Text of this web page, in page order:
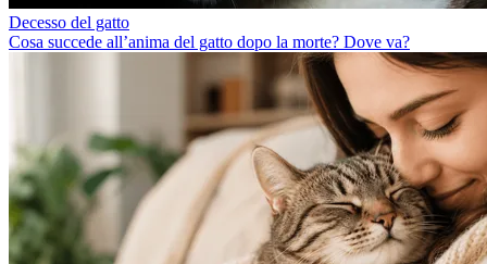
Decesso del gatto
Cosa succede all’anima del gatto dopo la morte? Dove va?